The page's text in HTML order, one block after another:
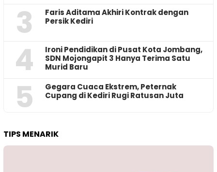
3
Faris Aditama Akhiri Kontrak dengan
Persik Kediri
4
Ironi Pendidikan di Pusat Kota Jombang,
SDN Mojongapit 3 Hanya Terima Satu
Murid Baru
5
‎Gegara Cuaca Ekstrem, Peternak
Cupang di Kediri Rugi Ratusan Juta
TIPS MENARIK